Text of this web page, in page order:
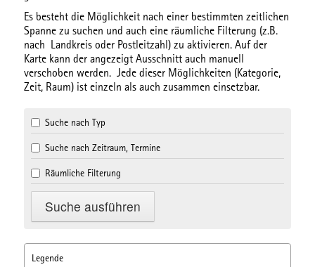
Es besteht die Möglichkeit nach einer bestimmten zeitlichen
Spannezu suchen und auch eine räumliche Filterung (z.B.
nach Landkreis oder Postleitzahl) zu aktivieren. Auf der
Karte kann der angezeigt Ausschnitt auch manuell
verschoben werden. Jede dieser Möglichkeiten (Kategorie,
Zeit, Raum) ist einzeln als auch zusammen einsetzbar.
Suche nach Typ
Suche nach Zeitraum, Termine
Räumliche Filterung
Legende